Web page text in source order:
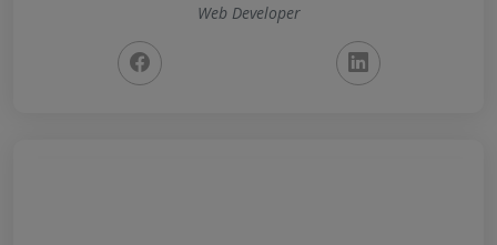
Web Developer